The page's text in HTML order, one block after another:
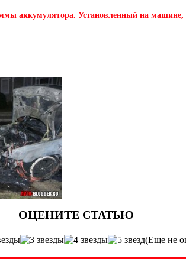
аккумулятора. Установленный на
(Еще не